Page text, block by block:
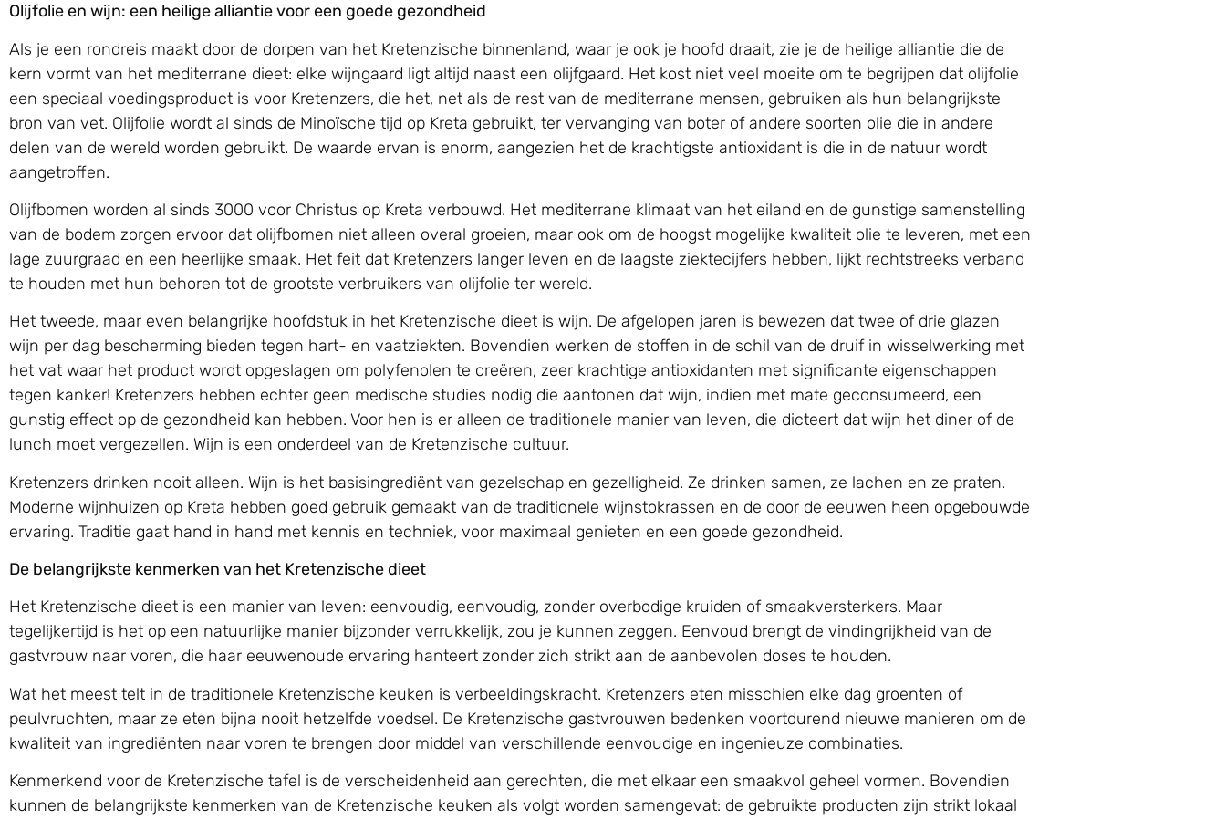
Olijfolie en wijn: een heilige alliantie voor een goede gezondheid
Als je een rondreis maakt door de dorpen van het Kretenzische binnenland, waar je ook je hoofd draait, zie je de heilige alliantie die de
kern vormt van het mediterrane dieet: elke wijngaard ligt altijd naast een olijfgaard. Het kost niet veel moeite om te begrijpen dat olijfolie
een speciaal voedingsproduct is voor Kretenzers, die het, net als de rest van de mediterrane mensen, gebruiken als hun belangrijkste
bron van vet. Olijfolie wordt al sinds de Minoïsche tijd op Kreta gebruikt, ter vervanging van boter of andere soorten olie die in andere
delen van de wereld worden gebruikt. De waarde ervan is enorm, aangezien het de krachtigste antioxidant is die in de natuur wordt
aangetroffen.
Olijfbomen worden al sinds 3000 voor Christus op Kreta verbouwd. Het mediterrane klimaat van het eiland en de gunstige samenstelling
van de bodem zorgen ervoor dat olijfbomen niet alleen overal groeien, maar ook om de hoogst mogelijke kwaliteit olie te leveren, met een
lage zuurgraad en een heerlijke smaak. Het feit dat Kretenzers langer leven en de laagste ziektecijfers hebben, lijkt rechtstreeks verband
te houden met hun behoren tot de grootste verbruikers van olijfolie ter wereld.
Het tweede, maar even belangrijke hoofdstuk in het Kretenzische dieet is wijn. De afgelopen jaren is bewezen dat twee of drie glazen
wijn per dag bescherming bieden tegen hart- en vaatziekten. Bovendien werken de stoffen in de schil van de druif in wisselwerking met
het vat waar het product wordt opgeslagen om polyfenolen te creëren, zeer krachtige antioxidanten met significante eigenschappen
tegen kanker! Kretenzers hebben echter geen medische studies nodig die aantonen dat wijn, indien met mate geconsumeerd, een
gunstig effect op de gezondheid kan hebben. Voor hen is er alleen de traditionele manier van leven, die dicteert dat wijn het diner of de
lunch moet vergezellen. Wijn is een onderdeel van de Kretenzische cultuur.
Kretenzers drinken nooit alleen. Wijn is het basisingrediënt van gezelschap en gezelligheid. Ze drinken samen, ze lachen en ze praten.
Moderne wijnhuizen op Kreta hebben goed gebruik gemaakt van de traditionele wijnstokrassen en de door de eeuwen heen opgebouwde
ervaring. Traditie gaat hand in hand met kennis en techniek, voor maximaal genieten en een goede gezondheid.
De belangrijkste kenmerken van het Kretenzische dieet
Het Kretenzische dieet is een manier van leven: eenvoudig, eenvoudig, zonder overbodige kruiden of smaakversterkers. Maar
tegelijkertijd is het op een natuurlijke manier bijzonder verrukkelijk, zou je kunnen zeggen. Eenvoud brengt de vindingrijkheid van de
gastvrouw naar voren, die haar eeuwenoude ervaring hanteert zonder zich strikt aan de aanbevolen doses te houden.
Wat het meest telt in de traditionele Kretenzische keuken is verbeeldingskracht. Kretenzers eten misschien elke dag groenten of
peulvruchten, maar ze eten bijna nooit hetzelfde voedsel. De Kretenzische gastvrouwen bedenken voortdurend nieuwe manieren om de
kwaliteit van ingrediënten naar voren te brengen door middel van verschillende eenvoudige en ingenieuze combinaties.
Kenmerkend voor de Kretenzische tafel is de verscheidenheid aan gerechten, die met elkaar een smaakvol geheel vormen. Bovendien
kunnen de belangrijkste kenmerken van de Kretenzische keuken als volgt worden samengevat: de gebruikte producten zijn strikt lokaal